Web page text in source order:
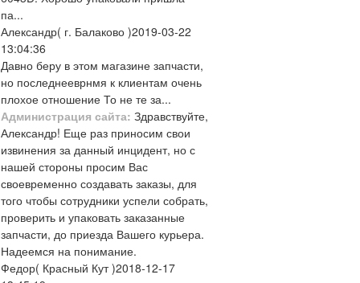
па...
Александр( г. Балаково )2019-03-22
13:04:36
Давно беру в этом магазине запчасти,
но последнееврнмя к клиентам очень
плохое отношение То не те за...
Администрация сайта: Здравствуйте,
Александр! Еще раз приносим свои
извинения за данный инцидент, но с
нашей стороны просим Вас
своевременно создавать заказы, для
того чтобы сотрудники успели собрать,
проверить и упаковать заказанные
запчасти, до приезда Вашего курьера.
Надеемся на понимание.
Федор( Красный Кут )2018-12-17